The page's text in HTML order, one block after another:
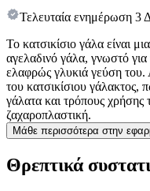
Τελευταία ενημέρωση 3
Το κατσικίσιο γάλα είναι
αγελαδινό γάλα, γνωστό
ελαφρώς γλυκιά γεύση του.
του κατσικίσιου γάλακτος,
γάλατα και τρόπους χρήσης
ζαχαροπλαστική.
Μάθε περισσότερα στην
Θρεπτικά